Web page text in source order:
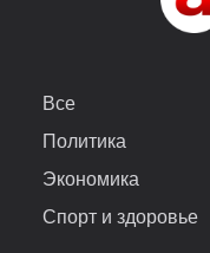
Все
Политика
Экономика
Спорт и здоровье